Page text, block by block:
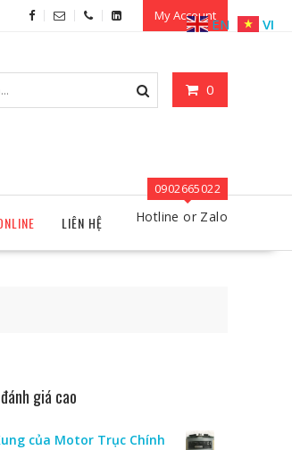
My Account
0
LIÊN HỆ
0902665022
Hotline or Zalo
giá cao
của Motor Trục Chính
EN VI